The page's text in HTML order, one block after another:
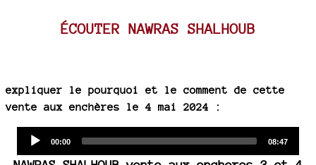
ÉCOUTER NAWRAS SHALHOUB
expliquer le pourquoi et le comment de cette
vente aux enchères le 4 mai 2024 :
Current
00:00
Total
08:47